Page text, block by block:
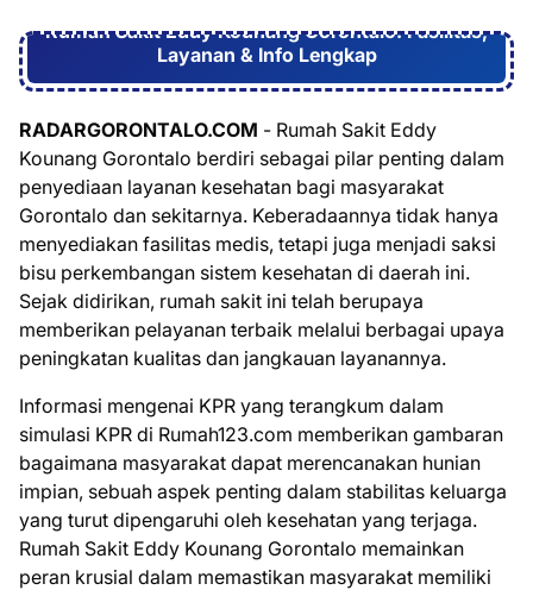
Rumah Sakit Eddy Kounang Gorontalo: Fasilitas,
Layanan & Info Lengkap
RADARGORONTALO.COM - Rumah Sakit Eddy
Kounang Gorontalo berdiri sebagai pilar penting dalam
penyediaan layanan kesehatan bagi masyarakat
Gorontalo dan sekitarnya. Keberadaannya tidak hanya
menyediakan fasilitas medis, tetapi juga menjadi saksi
bisu perkembangan sistem kesehatan di daerah ini.
Sejak didirikan, rumah sakit ini telah berupaya
memberikan pelayanan terbaik melalui berbagai upaya
peningkatan kualitas dan jangkauan layanannya.
Informasi mengenai KPR yang terangkum dalam
simulasi KPR di Rumah123.com memberikan gambaran
bagaimana masyarakat dapat merencanakan hunian
impian, sebuah aspek penting dalam stabilitas keluarga
yang turut dipengaruhi oleh kesehatan yang terjaga.
Rumah Sakit Eddy Kounang Gorontalo memainkan
peran krusial dalam memastikan masyarakat memiliki